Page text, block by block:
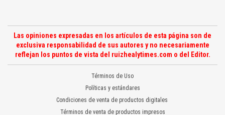
Las opiniones expresadas en los artículos de esta página son de
exclusiva responsabilidad de sus autores y no necesariamente
reflejan los puntos de vista del ruizhealytimes.com o del Editor.
Términos de Uso
Políticas y estándares
Condiciones de venta de productos digitales
Términos de venta de productos impresos